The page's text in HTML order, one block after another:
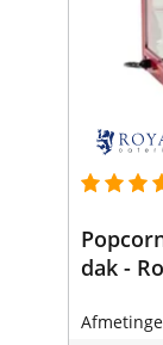
dak -